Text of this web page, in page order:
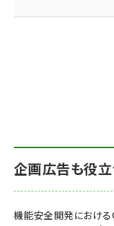
企画広告も役立
機能安全開発におけ